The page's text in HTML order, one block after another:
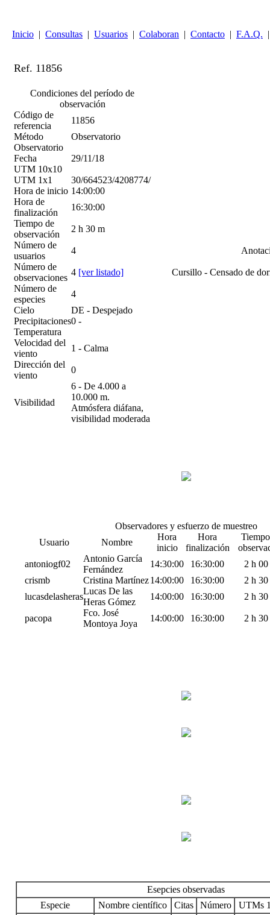
Inicio | Consultas | Usuarios | Colaboran | Contacto | F.A.Q. |
Ref. 11856
Condiciones del período de
observación
Código de
referencia
11856
Método
Observatorio
Observatorio
Fecha
29/11/18
UTM 10x10
UTM 1x1
30/664523/4208774/
Hora de inicio 14:00:00
Hora de
finalización
16:30:00
Tiempo de
observación
2 h 30 m
Número de
usuarios
4
Número de
observaciones
4 [ver listado]
Número de
especies
4
Cielo
DE - Despejado
Precipitaciones0 -
Temperatura
Velocidad del
viento
1 - Calma
Dirección del
viento
0
Visibilidad
6 - De 4.000 a
10.000 m.
Atmósfera diáfana,
visibilidad moderada
Cursillo - Censado de
Observadores y esfuerzo de muestreo
Usuario
Nombre
Hora
inicio
Hora
finalización
antoniogf02
Antonio García
Fernández
14:30:00 16:30:00
2 h
crismb
Cristina Martínez14:00:00 16:30:00
2 h
lucasdelasheras
Lucas De las
Heras Gómez
14:00:00 16:30:00 2 h
pacopa
Fco. José
Montoya Joya
14:00:00 16:30:00 2 h
Esepcies observadas
Especie
Nombre científico Citas Número
UTMs